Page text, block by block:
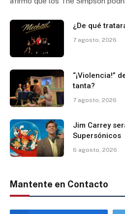
¿De qué
7 agosto, 2026
“¡Violencia!”
tanta?
7 agosto, 2026
Jim Carrey
Supersónicos
6 agosto, 2026
Mantente en Contacto